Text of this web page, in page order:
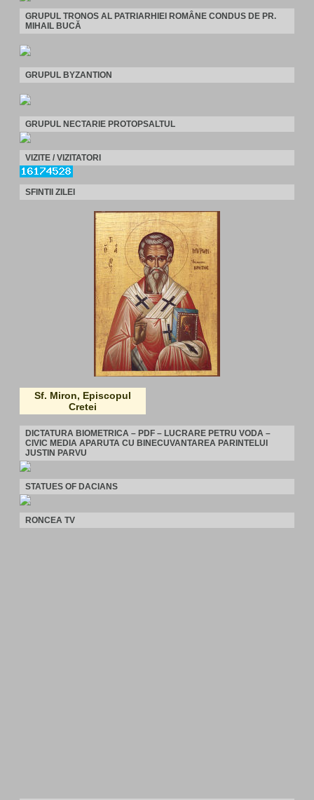
GRUPUL TRONOS AL PATRIARHIEI ROMÂNE CONDUS DE PR.
MIHAIL BUCĂ
GRUPUL BYZANTION
GRUPUL NECTARIE PROTOPSALTUL
VIZITE / VIZITATORI
SFINTII ZILEI
Sf. Miron, Episcopul
Cretei
DICTATURA BIOMETRICA – PDF – LUCRARE PETRU VODA –
CIVIC MEDIA APARUTA CU BINECUVANTAREA PARINTELUI
JUSTIN PARVU
STATUES OF DACIANS
RONCEA TV